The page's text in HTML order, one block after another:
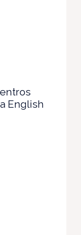
English